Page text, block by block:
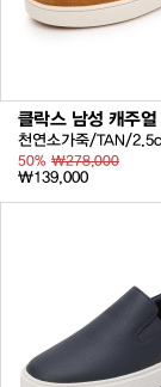
클락스 남성 캐주얼
천연소가죽/TAN/
50% ₩278,000
₩139,000